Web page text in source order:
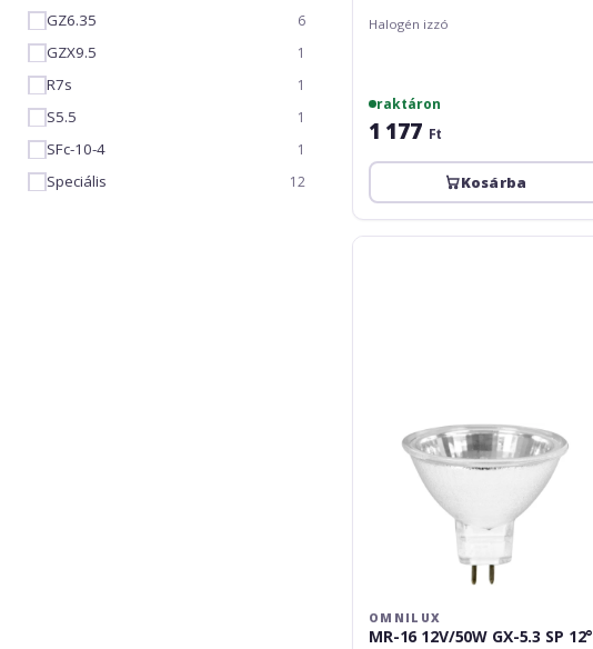
GZ6.35 6
GZX9.5 1
R7s 1
S5.5 1
SFc-10-4 1
Speciális 12
Halogén izzó
raktáron
1 177 Ft
Kosárba
Omnilux
OMNILUX
MR-16 12V/50W GX-5.3 SP 12°